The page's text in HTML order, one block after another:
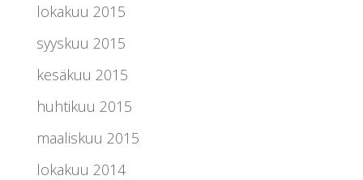
lokakuu 2015
syyskuu 2015
kesäkuu 2015
huhtikuu 2015
maaliskuu 2015
lokakuu 2014